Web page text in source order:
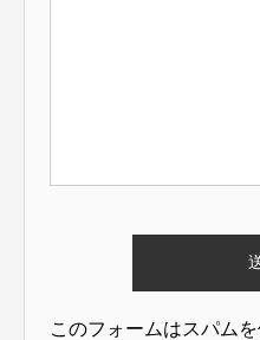
このフォームはスパム